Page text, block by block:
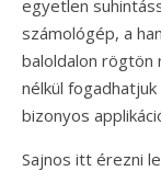
egyetlen
számológép, a
baloldalon
nélkül
bizonyos
Sajnos itt érezni